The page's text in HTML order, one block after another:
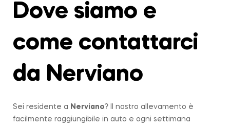
Dove siamo e
come contattarci
da Nerviano
Sei residente a Nerviano? Il nostro allevamento è
facilmente raggiungibile in auto e ogni settimana